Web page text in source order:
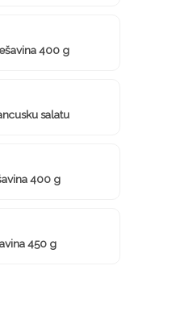
400 g
salatu
400 g
450 g